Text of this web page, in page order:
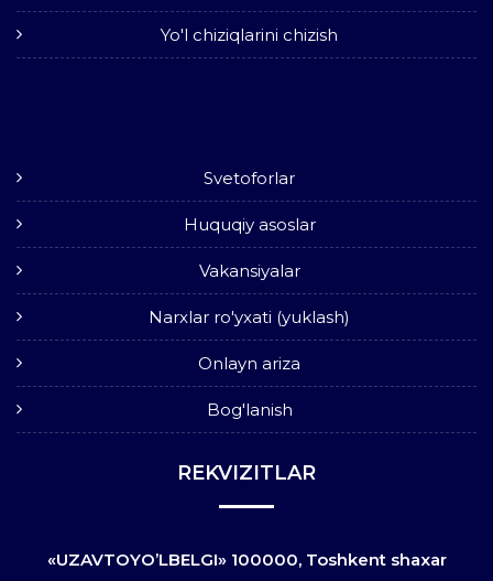
Yo'l chiziqlarini chizish
Svetoforlar
Huquqiy asoslar
Vakansiyalar
Narxlar ro'yxati (yuklash)
Onlayn ariza
Bog'lanish
REKVIZITLAR
«UZAVTOYO’LBELGI» 100000, Toshkent shaxar